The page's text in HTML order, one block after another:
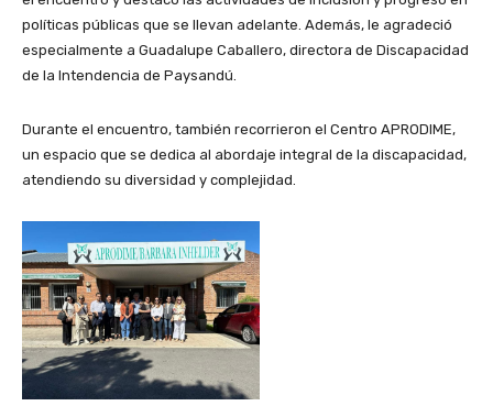
políticas públicas que se llevan adelante. Además, le agradeció
especialmente a Guadalupe Caballero, directora de Discapacidad
de la Intendencia de Paysandú.
Durante el encuentro, también recorrieron el Centro APRODIME,
un espacio que se dedica al abordaje integral de la discapacidad,
atendiendo su diversidad y complejidad.